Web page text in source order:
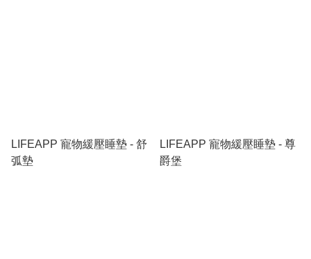
LIFEAPP 寵物緩壓睡墊 - 舒
弧墊
LIFEAPP 寵物緩壓睡墊 - 尊
爵堡